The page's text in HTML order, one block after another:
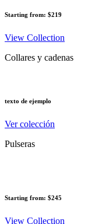
Starting from: $219
View Collection
Collares y cadenas
texto de ejemplo
Ver colección
Pulseras
Starting from: $245
View Collection